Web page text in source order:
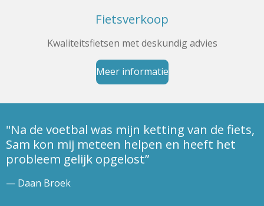
Fietsverkoop
Kwaliteitsfietsen met deskundig advies
Meer informatie
"Na de voetbal was mijn ketting van de fiets,
Sam kon mij meteen helpen en heeft het
probleem gelijk opgelost”
— Daan Broek